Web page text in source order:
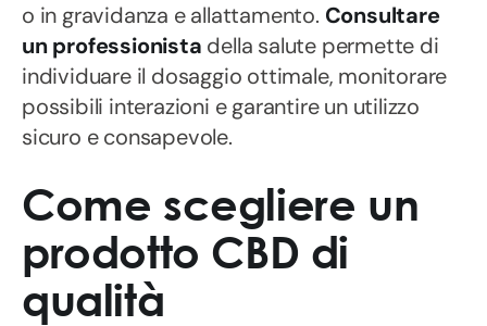
o in gravidanza e allattamento. Consultare
un professionista della salute permette di
individuare il dosaggio ottimale, monitorare
possibili interazioni e garantire un utilizzo
sicuro e consapevole.
Come scegliere un
prodotto CBD di
qualità